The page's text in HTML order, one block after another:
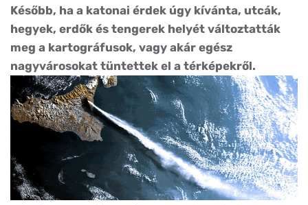
Később, ha a katonai érdek úgy kívánta, utcák,
hegyek, erdők és tengerek helyét változtatták
meg a kartográfusok, vagy akár egész
nagyvárosokat tüntettek el a térképekről.